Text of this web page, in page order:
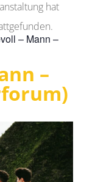
hat
– Mann –
–